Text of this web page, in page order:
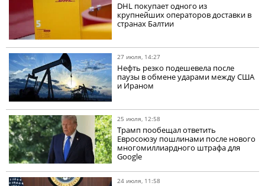
DHL покупает одного из
крупнейших операторов доставки в
странах Балтии
27 июля, 14:27
Нефть резко подешевела после
паузы в обмене ударами между США
и Ираном
25 июля, 12:58
Трамп пообещал ответить
Евросоюзу пошлинами после нового
многомиллиардного штрафа для
Google
24 июля, 11:58